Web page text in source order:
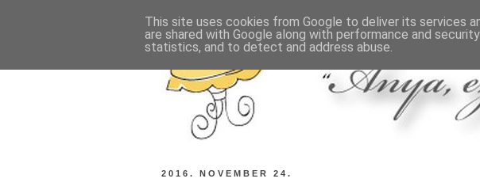
2016. NOVEMBER 24.
This site uses cookies from Google to deliver its services
are shared with Google along with performance and
statistics, and to detect and address abuse.